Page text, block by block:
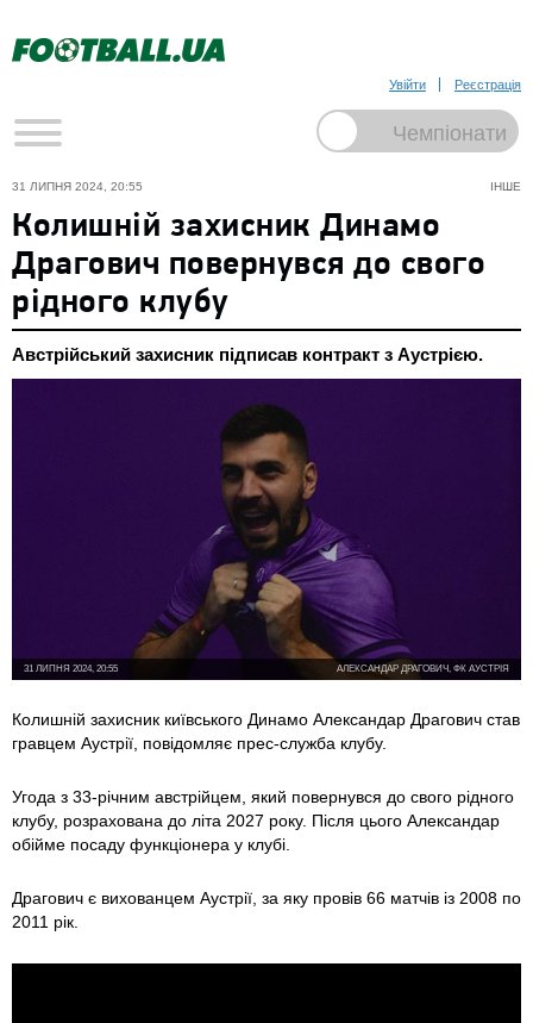
Увійти Реєстрація
ІНШЕ
31 ЛИПНЯ 2024, 20:55
Колишній захисник Динамо
Драгович повернувся до свого
рідного клубу
Австрійський захисник підписав контракт з Аустрією.
АЛЕКСАНДАР ДРАГОВИЧ, ФК АУСТРІЯ
31 ЛИПНЯ 2024, 20:55
Колишній захисник київського Динамо Александар Драгович став
гравцем Аустрії, повідомляє прес-служба клубу.
Угода з 33-річним австрійцем, який повернувся до свого рідного
клубу, розрахована до літа 2027 року. Після цього Александар
обійме посаду функціонера у клубі.
Драгович є вихованцем Аустрії, за яку провів 66 матчів із 2008 по
2011 рік.